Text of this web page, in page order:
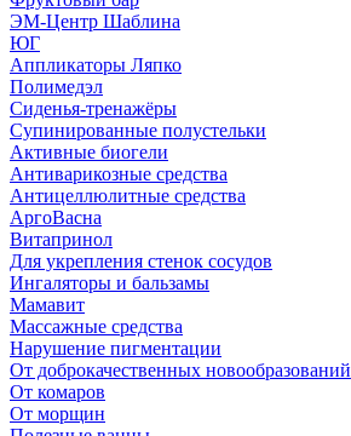
ЭМ-Центр Шаблина
ЮГ
Аппликаторы Ляпко
Полимедэл
Сиденья-тренажёры
Супинированные полустельки
Активные биогели
Антиварикозные средства
Антицеллюлитные средства
АргоВасна
Витапринол
Для укрепления стенок сосудов
Ингаляторы и бальзамы
Мамавит
Массажные средства
Нарушение пигментации
От доброкачественных новообразований
От комаров
От морщин